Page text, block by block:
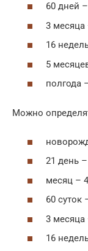
60 дней
3 месяца
16
5
полгода
Можно
21 день
месяц –
60 суток
3 месяца
16